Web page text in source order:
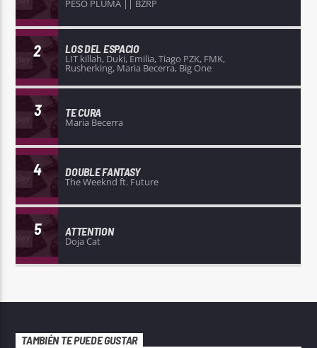
PESO PLUMA || BZRP
2 LOS DEL ESPACIO
LIT killah, Duki, Emilia, Tiago PZK, FMK,
Rusherking, Maria Becerra, Big One
3 TE CURA
Maria Becerra
4 DOUBLE FANTASY
The Weeknd ft. Future
5 ATTENTION
Doja Cat
TAMBIÉN TE PUEDE GUSTAR